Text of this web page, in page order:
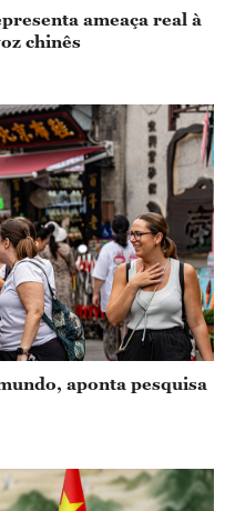
ameaça real à
chinês
aponta pesquisa